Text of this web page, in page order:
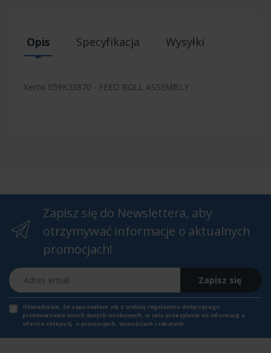
Opis Specyfikacja Wysyłki
Xerox 059K33870 - FEED ROLL ASSEMBLY
Zapisz się do Newslettera, aby
otrzymywać informacje o aktualnych
promocjach!
Adres email
Zapisz się
Oświadczam, że zapoznałem się z treścią regulaminu dotyczącego
przetwarzania moich danych osobowych, w celu przesyłania mi informacji o
ofercie sklepu tj. o promocjach, nowościach i rabatach.